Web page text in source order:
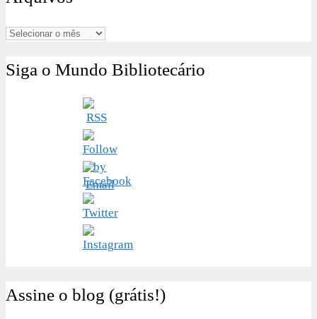
Arquivos
Siga o Mundo Bibliotecário
Assine o blog (grátis!)